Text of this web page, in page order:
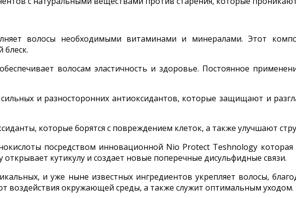
волосы необходимыми витаминами и минералами. Этот
блеск.
волосам эластичность и здоровье. Постоянное
и разносторонних антиоксидантов, которые защищают и
которые борятся с повреждением клеток, а также улучшают
посредством инновационной Nio Protect Teshnology которая
открывает кутикулу и создает новые поперечные дисульфидные связи.
и уже ныне известных ингредиентов укрепляет волосы,
воздействия окружающей среды, а также служит оптимальным уходом.